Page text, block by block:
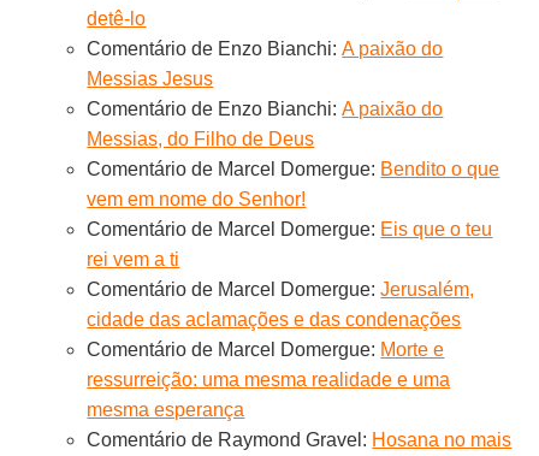
detê-lo
Comentário de Enzo Bianchi:A paixão do
Messias Jesus
Comentário de Enzo Bianchi:A paixão do
Messias, do Filho de Deus
Comentário de Marcel Domergue: Bendito o que
vem em nome do Senhor!
Comentário de Marcel Domergue: Eis que o teu
rei vem a ti
Comentário de Marcel Domergue:Jerusalém,
cidade das aclamações e das condenações
Comentário de Marcel Domergue: Morte e
ressurreição: uma mesma realidade e uma
mesma esperança
Comentário de Raymond Gravel: Hosana no mais